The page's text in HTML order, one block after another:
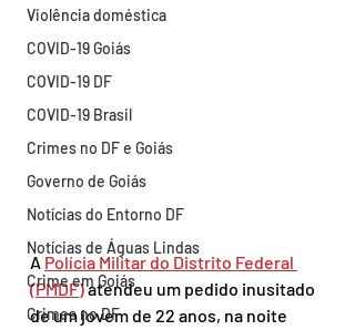
Violência doméstica
COVID-19 Goiás
COVID-19 DF
COVID-19 Brasil
Crimes no DF e Goiás
Governo de Goiás
Notícias do Entorno DF
Notícias de Águas Lindas
Crime em Goiás
Crimes no DF
A Polícia Militar do Distrito Federal
(PMDF) atendeu um pedido inusitado
de um jovem de 22 anos, na noite